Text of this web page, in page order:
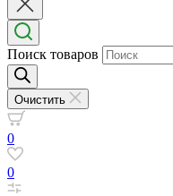
Поиск товаров
Очистить
0
0